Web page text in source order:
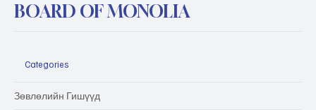
BOARD OF MONOLIA
Categories
Зөвлөлийн Гишүүд